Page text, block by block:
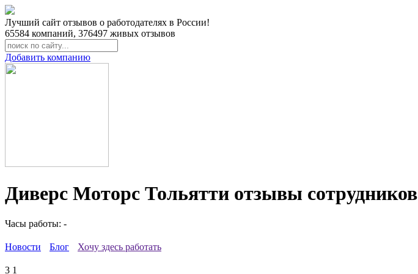
Лучший сайт отзывов о работодателях в России!
65584 компаний, 376497 живых отзывов
Добавить компанию
Диверс Моторс Тольятти отзывы сотрудников
Часы работы: -
Новости Блог Хочу здесь работать
3 1